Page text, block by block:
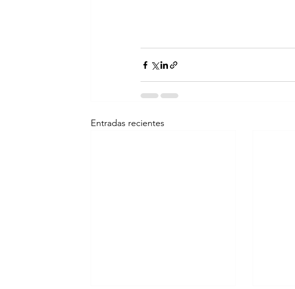
Entradas recientes